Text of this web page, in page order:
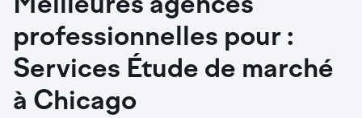
Meilleures agences
professionnelles pour :
Services Étude de marché
à Chicago